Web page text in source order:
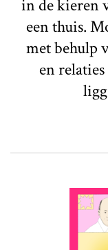
in de kieren
een thuis.
met behulp
en